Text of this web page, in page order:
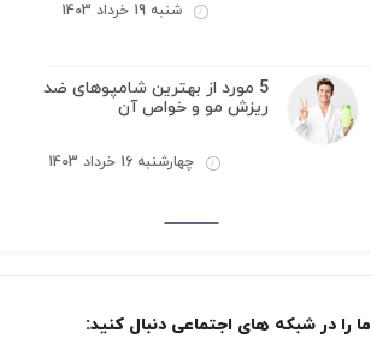
شنبه 19 خرداد 1403
5 مورد از بهترین شامپوهای ضد
ریزش مو و خواص آن
چهارشنبه 16 خرداد 1403
ما را در شبکه های اجتماعی دنبال کنید: